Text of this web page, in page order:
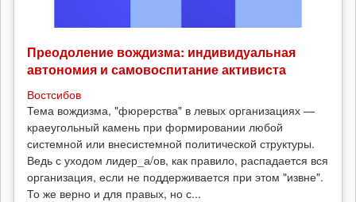
Преодоление вождизма: индивидуальная
автономия и самовоспитание активиста
Востсибов
Тема вождизма, "фюрерства" в левых организациях —
краеугольный камень при формировании любой
системной или внесистемной политической структуры.
Ведь с уходом лидер_а/ов, как правило, распадается вся
организация, если не поддерживается при этом "извне".
То же верно и для правых, но с...